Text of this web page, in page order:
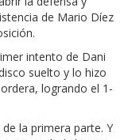
de Mario Díez
intento de Dani
suelto y lo hizo
logrando el 1-
la primera parte. Y